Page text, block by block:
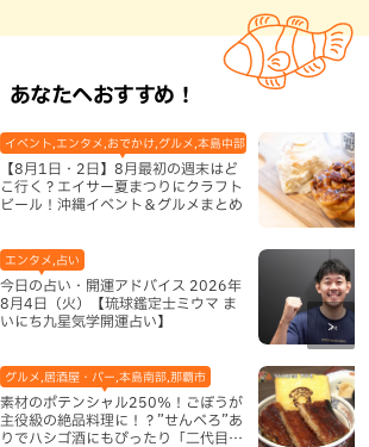
あなたへおすすめ！
【8月1日・2日】8月最初の週末はど
こ行く？エイサー夏まつりにクラフト
ビール！沖縄イベント＆グルメまとめ
イベント,エンタメ,おでかけ,グルメ,本島中部,本島北部,本島南部
今日の占い・開運アドバイス 2026年
8月4日（火）【琉球鑑定士ミウマ ま
いにち九星気学開運占い】
エンタメ,占い
素材のポテンシャル250％！ごぼうが
主役級の絶品料理に！？”せんべろ”あ
りでハシゴ酒にもぴったり「二代目ふ
グルメ,居酒屋・バー,本島南部,那覇市